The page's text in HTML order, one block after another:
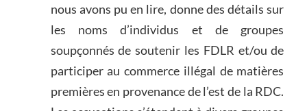
nous avons pu en lire, donne des détails sur
les noms d’individus et de groupes
soupçonnés de soutenir les FDLR et/ou de
participer au commerce illégal de matières
premières en provenance de l’est de la RDC.